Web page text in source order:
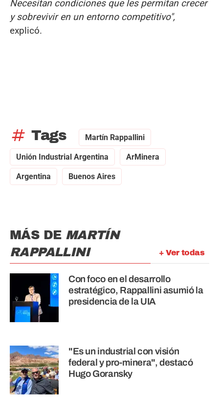
Necesitan condiciones que les permitan crecer
y sobrevivir en un entorno competitivo",
explicó.
tag Tags Martín Rappallini
Unión Industrial Argentina ArMinera
Argentina Buenos Aires
+ Ver todas
MÁS DE MARTÍN
RAPPALLINI
Con foco en el desarrollo
estratégico, Rappallini asumió la
presidencia de la UIA
"Es un industrial con visión
federal y pro-minera", destacó
Hugo Goransky